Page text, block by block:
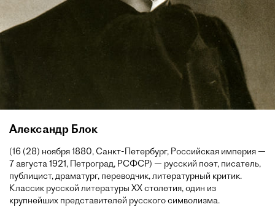
Александр Блок
(16 (28) ноября 1880, Санкт-Петербург, Российская империя —
7 августа 1921, Петроград, РСФСР) — русский поэт, писатель,
публицист, драматург, переводчик, литературный критик.
Классик русской литературы XX столетия, один из
крупнейших представителей русского символизма.